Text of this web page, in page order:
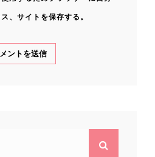
、サイトを保存する。